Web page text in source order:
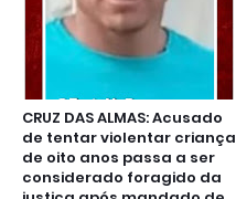
CRUZ DAS ALMAS: Acusado
de tentar violentar criança
de oito anos passa a ser
considerado foragido da